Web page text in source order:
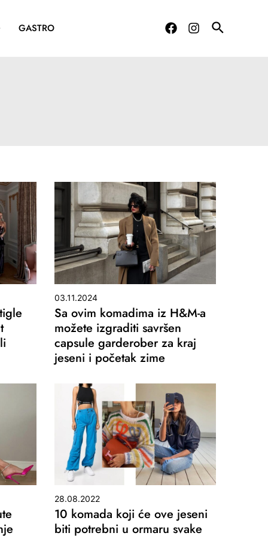
GASTRO
03.11.2024
Sa ovim komadima iz H&M-a
možete izgraditi savršen
capsule garderober za kraj
jeseni i početak zime
28.08.2022
10 komada koji će ove jeseni
biti potrebni u ormaru svake